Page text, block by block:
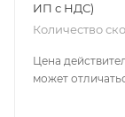
ИП с НДС)
Количество
Цена
может